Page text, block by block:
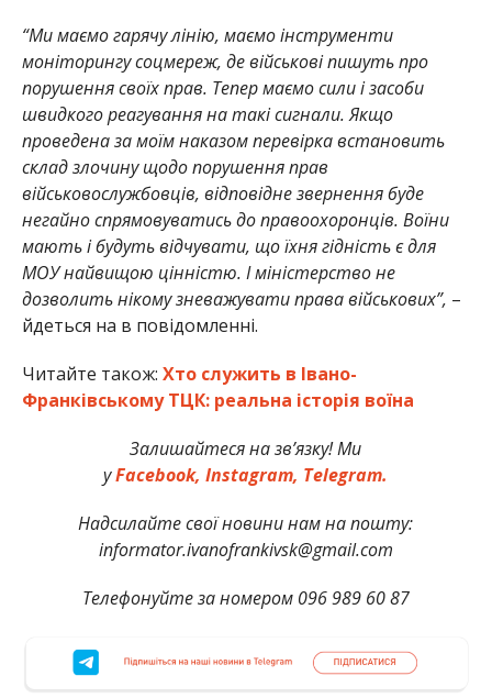
“Ми маємо гарячу лінію, маємо інструменти
моніторингу соцмереж, де військові пишуть про
порушення своїх прав. Тепер маємо сили і засоби
швидкого реагування на такі сигнали. Якщо
проведена за моїм наказом перевірка встановить
склад злочину щодо порушення прав
військовослужбовців, відповідне звернення буде
негайно спрямовуватись до правоохоронців. Воїни
мають і будуть відчувати, що їхня гідність є для
МОУ найвищою цінністю. І міністерство не
дозволить нікому зневажувати права військових”, –
йдеться на в повідомленні.
Читайте також: Хто служить в Івано-
Франківському ТЦК: реальна історія воїна
Залишайтеся на зв’язку! Ми
уFacebook, Instagram, Telegram.
Надсилайте свої новини нам на пошту:
informator.ivanofrankivsk@gmail.com
Телефонуйте за номером 096 989 60 87